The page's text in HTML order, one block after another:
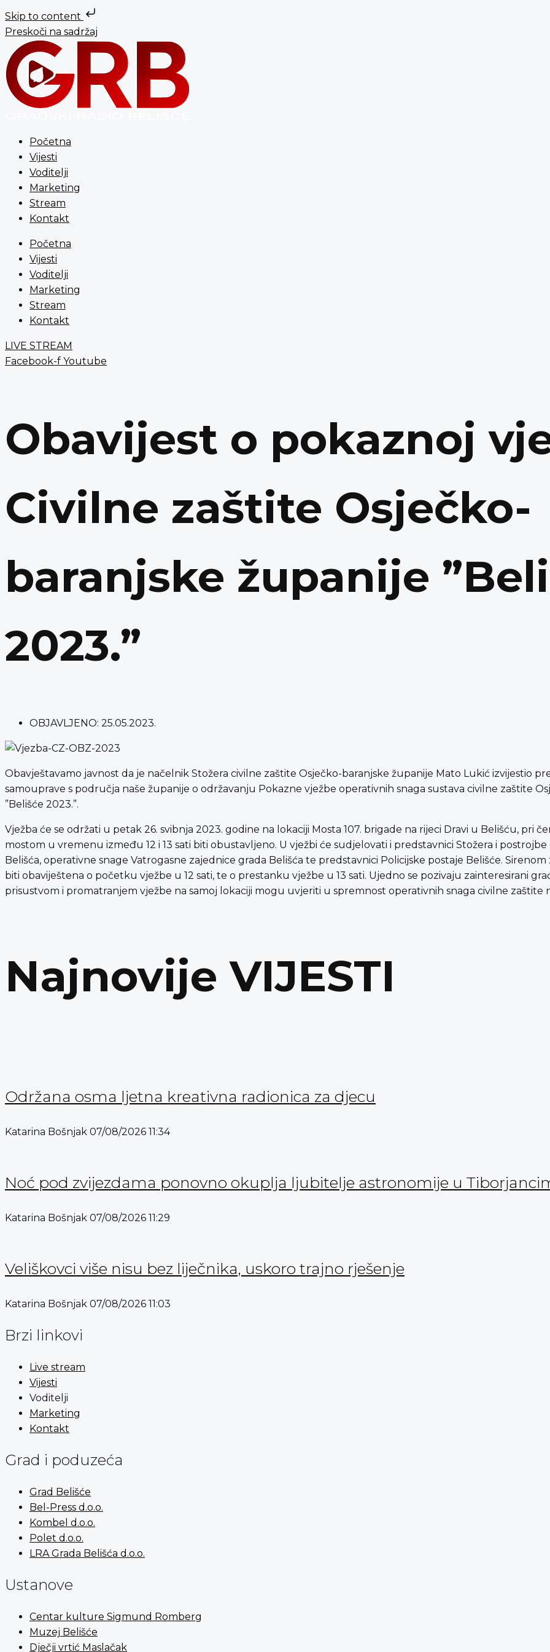
Skip to content
Preskoči na sadržaj
Početna
Vijesti
Voditelji
Marketing
Stream
Kontakt
Početna
Vijesti
Voditelji
Marketing
Stream
Kontakt
LIVE STREAM
Facebook-f Youtube
Obavijest o pokaznoj
Civilne zaštite Osječko-
baranjske županije
2023.”
OBJAVLJENO: 25.05.2023.
Obavještavamo javnost da je načelnik Stožera civilne zaštite Osječko-baranjske županije Mato Lukić izvijestio
samouprave s područja naše županije o održavanju Pokazne vježbe operativnih snaga sustava civilne zaštite
”Belišće 2023.”.
Vježba će se održati u petak 26. svibnja 2023. godine na lokaciji Mosta 107. brigade na rijeci Dravi u Belišću, pri
mostom u vremenu između 12 i 13 sati biti obustavljeno. U vježbi će sudjelovati i predstavnici Stožera i
Belišća, operativne snage Vatrogasne zajednice grada Belišća te predstavnici Policijske postaje Belišće.
biti obaviještena o početku vježbe u 12 sati, te o prestanku vježbe u 13 sati. Ujedno se pozivaju zainteresirani
prisustvom i promatranjem vježbe na samoj lokaciji mogu uvjeriti u spremnost operativnih snaga civilne zaštite
Najnovije VIJESTI
Održana osma ljetna kreativna radionica za djecu
Katarina Bošnjak 07/08/2026 11:34
Noć pod zvijezdama ponovno okuplja ljubitelje astronomije u
Katarina Bošnjak 07/08/2026 11:29
Veliškovci više nisu bez liječnika, uskoro trajno rješenje
Katarina Bošnjak 07/08/2026 11:03
Brzi linkovi
Live stream
Vijesti
Voditelji
Marketing
Kontakt
Grad i poduzeća
Grad Belišće
Bel-Press d.o.o.
Kombel d.o.o.
Polet d.o.o.
LRA Grada Belišća d.o.o.
Ustanove
Centar kulture Sigmund Romberg
Muzej Belišće
Dječji vrtić Maslačak